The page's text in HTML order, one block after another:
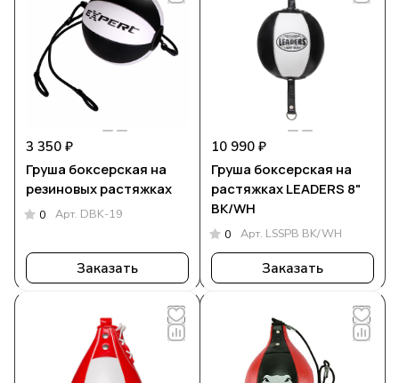
3 350 ₽
Груша боксерская на
резиновых растяжках
0 Арт. DBK-19
Заказать
10 990 ₽
Груша боксерская на
растяжках LEADERS 8"
BK/WH
0 Арт. LSSPB BK/WH
Заказать